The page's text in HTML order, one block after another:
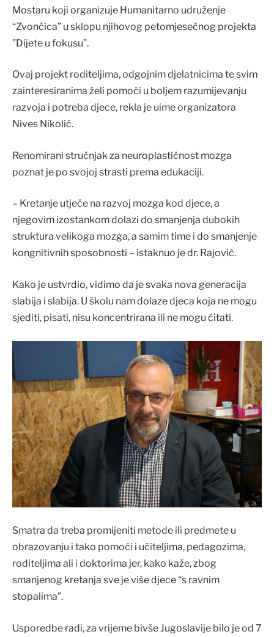
Mostaru koji organizuje Humanitarno udruženje
“Zvončica” u sklopu njihovog petomjesečnog projekta
”Dijete u fokusu”.
Ovaj projekt roditeljima, odgojnim djelatnicima te svim
zainteresiranima želi pomoći u boljem razumijevanju
razvoja i potreba djece, rekla je uime organizatora
Nives Nikolić.
Renomirani stručnjak za neuroplastičnost mozga
poznat je po svojoj strasti prema edukaciji.
– Kretanje utječe na razvoj mozga kod djece, a
njegovim izostankom dolazi do smanjenja dubokih
struktura velikoga mozga, a samim time i do smanjenje
kongnitivnih sposobnosti – istaknuo je dr. Rajović.
Kako je ustvrdio, vidimo da je svaka nova generacija
slabija i slabija. U školu nam dolaze djeca koja ne mogu
sjediti, pisati, nisu koncentrirana ili ne mogu čitati.
Smatra da treba promijeniti metode ili predmete u
obrazovanju i tako pomoći i učiteljima, pedagozima,
roditeljima ali i doktorima jer, kako kaže, zbog
smanjenog kretanja sve je više djece “s ravnim
stopalima”.
Usporedbe radi, za vrijeme bivše Jugoslavije bilo je od 7